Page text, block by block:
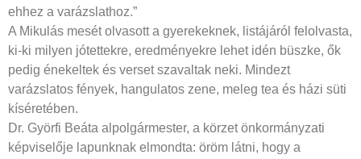
ehhez a varázslathoz.”
A Mikulás mesét olvasott a gyerekeknek, listájáról felolvasta,
ki-ki milyen jótettekre, eredményekre lehet idén büszke, ők
pedig énekeltek és verset szavaltak neki. Mindezt
varázslatos fények, hangulatos zene, meleg tea és házi süti
kíséretében.
Dr. Györfi Beáta alpolgármester, a körzet önkormányzati
képviselője lapunknak elmondta: öröm látni, hogy a